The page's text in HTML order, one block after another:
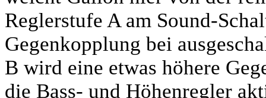
Reglerstufe A am Sound-
Gegenkopplung bei
B wird eine etwas höhere
die Bass- und Höhenregler